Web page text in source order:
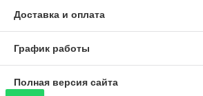
Доставка и оплата
График работы
Полная версия сайта